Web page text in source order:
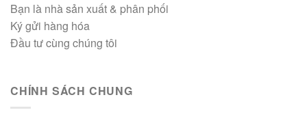
Bạn là nhà sản xuất & phân phối
Ký gửi hàng hóa
Đầu tư cùng chúng tôi
CHÍNH SÁCH CHUNG